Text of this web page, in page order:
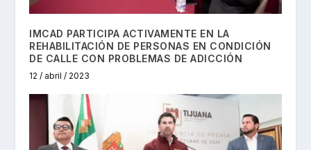
IMCAD PARTICIPA ACTIVAMENTE EN LA
REHABILITACIÓN DE PERSONAS EN CONDICIÓN
DE CALLE CON PROBLEMAS DE ADICCIÓN
12 / abril / 2023